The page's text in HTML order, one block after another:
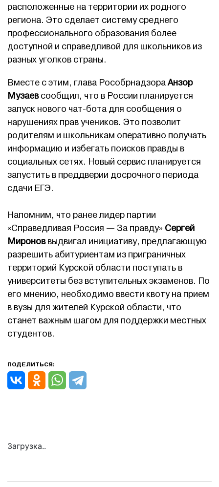
расположенные на территории их родного
региона. Это сделает систему среднего
профессионального образования более
доступной и справедливой для школьников из
разных уголков страны.
Вместе с этим, глава РособрнадзораАнзор
Музаевсообщил, что в России планируется
запуск нового чат-бота для сообщения о
нарушениях прав учеников. Это позволит
родителям и школьникам оперативно получать
информацию и избегать поисков правды в
социальных сетях. Новый сервис планируется
запустить в преддверии досрочного периода
сдачи ЕГЭ.
Напомним, что ранее лидер партии
«Справедливая Россия — За правду» Сергей
Мироноввыдвигал инициативу, предлагающую
разрешить абитуриентам из приграничных
территорий Курской области поступать в
университеты без вступительных экзаменов. По
его мнению, необходимо ввести квоту на прием
в вузы для жителей Курской области, что
станет важным шагом для поддержки местных
студентов.
ПОДЕЛИТЬСЯ:
Загрузка..